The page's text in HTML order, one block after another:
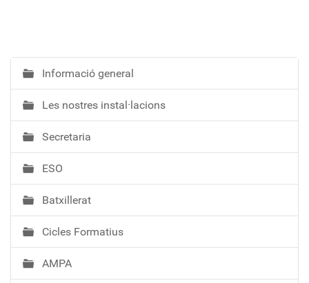
N
a
v
e
g
a
c
ó
Informació general
Les nostres instal·lacions
Secretaria
ESO
Batxillerat
Cicles Formatius
AMPA